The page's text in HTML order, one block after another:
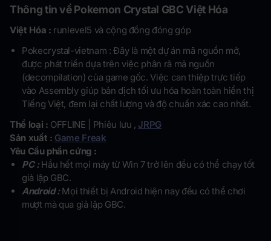
Thông tin về Pokemon Crystal GBC Việt Hóa
Việt Hóa : runlevel5 và cộng đồng đóng góp
Pokecrystal-vietnam : Đây là một dự án mã nguồn mở,
được phát triển dựa trên việc phân rã mã nguồn
(decompilation) của game gốc. Việc can thiệp trực tiếp
vào Assembly giúp bản dịch tối ưu hóa hoàn toàn hiển thị
Tiếng Việt, đem lại chất lượng và độ chuẩn xác cao nhất.
Thể loại : OFFLINE | Phiêu lưu , JRPG
Sản xuất : Game Freak
Yêu Cầu phần cứng :
PC : Hầu hết mọi máy từ Win 7 trở lên đều có thể chạy tốt
giả lập GBC.
Android : Mọi thiết bị Android hiện nay đều có thể chơi
mượt mà qua giả lập GBC.